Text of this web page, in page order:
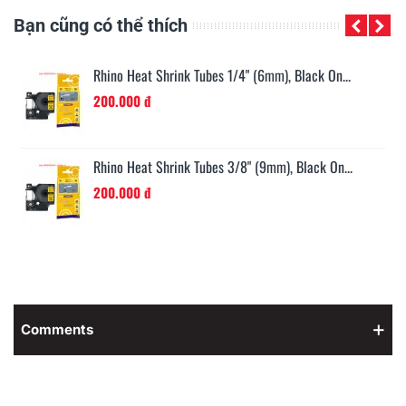
Bạn cũng có thể thích
Rhino Heat Shrink Tubes 1/4" (6mm), Black On...
200.000 đ
Rhino Heat Shrink Tubes 3/8" (9mm), Black On...
200.000 đ
Comments